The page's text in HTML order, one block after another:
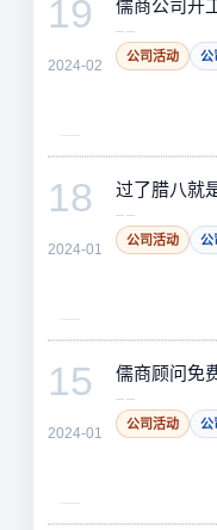
19
2024-02
儒商公司开
公司活动 公
18
2024-01
过了腊八就
公司活动 公
15
2024-01
儒商顾问免
公司活动 公